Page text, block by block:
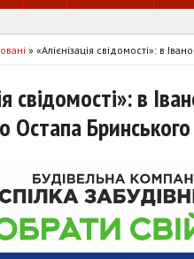
» «Алієнізація свідомості»: в
свідомості»: в
Остапа Бринського